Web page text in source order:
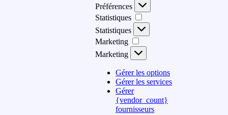
Préférences
Statistiques
Statistiques
Marketing
Marketing
Gérer les options
Gérer les services
Gérer
{vendor_count}
fournisseurs